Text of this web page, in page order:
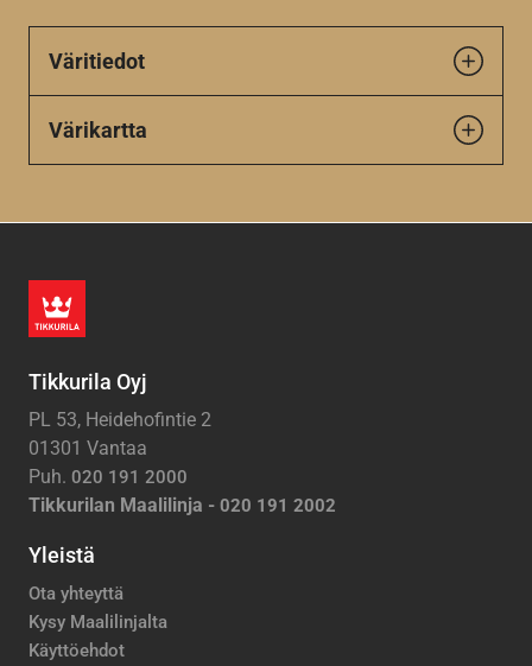
Väritiedot
Värikartta
Tikkurila Oyj
PL 53, Heidehofintie 2
01301 Vantaa
Puh. 020 191 2000
Tikkurilan Maalilinja - 020 191 2002
Yleistä
Ota yhteyttä
Kysy Maalilinjalta
Käyttöehdot